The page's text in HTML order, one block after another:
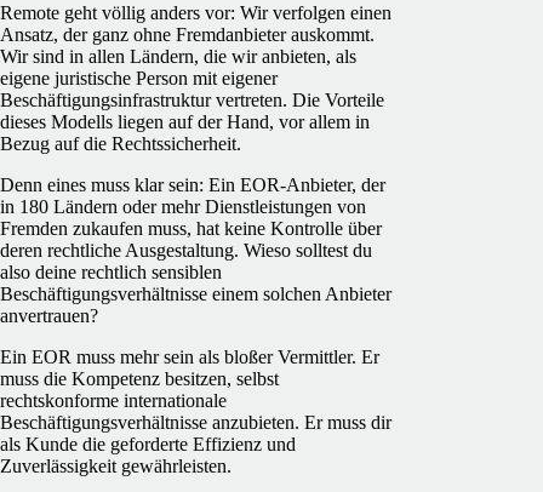
Remote geht völlig anders vor: Wir verfolgen einen
Ansatz, der ganz ohne Fremdanbieter auskommt.
Wir sind in allen Ländern, die wir anbieten, als
eigene juristische Person mit eigener
Beschäftigungsinfrastruktur vertreten. Die Vorteile
dieses Modells liegen auf der Hand, vor allem in
Bezug auf die Rechtssicherheit.
Denn eines muss klar sein: Ein EOR-Anbieter, der
in 180 Ländern oder mehr Dienstleistungen von
Fremden zukaufen muss, hat keine Kontrolle über
deren rechtliche Ausgestaltung. Wieso solltest du
also deine rechtlich sensiblen
Beschäftigungsverhältnisse einem solchen Anbieter
anvertrauen?
Ein EOR muss mehr sein als bloßer Vermittler. Er
muss die Kompetenz besitzen, selbst
rechtskonforme internationale
Beschäftigungsverhältnisse anzubieten. Er muss dir
als Kunde die geforderte Effizienz und
Zuverlässigkeit gewährleisten.